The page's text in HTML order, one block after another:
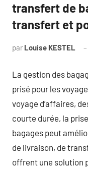
transfert de
transfert et
par Louise KESTEL
La gestion des
prisé pour les
voyage d’affaires,
courte durée, la
bagages peut
de livraison, de
offrent une solution